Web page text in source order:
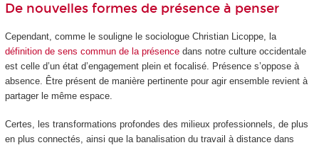
De nouvelles formes de présence à penser
Cependant, comme le souligne le sociologue Christian Licoppe, la
définition de sens commun de la présencedans notre culture occidentale
est celle d’un état d’engagement plein et focalisé. Présence s’oppose à
absence. Être présent de manière pertinente pour agir ensemble revient à
partager le même espace.
Certes, les transformations profondes des milieux professionnels, de plus
en plus connectés, ainsi que la banalisation du travail à distance dans